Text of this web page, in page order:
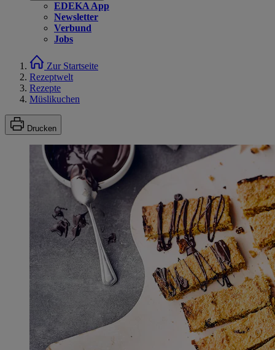
EDEKA App
Newsletter
Verbund
Jobs
Zur Startseite
Rezeptwelt
Rezepte
Müslikuchen
Drucken